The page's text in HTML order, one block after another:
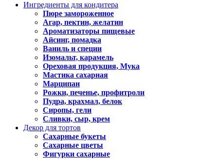
Ингредиенты для кондитера
Пюре замороженное
Агар, пектин, желатин
Ароматизаторы пищевые
Айсинг, помадка
Ваниль и специи
Изомальт, карамель
Ореховая продукция, Мука
Мастика сахарная
Марципан
Рожки, печенье, профитроли
Пудра, крахмал, белок
Сиропы, гели
Сливки, сыр, крем
Декор для тортов
Сахарные букеты
Сахарные цветы
Фигурки сахарные